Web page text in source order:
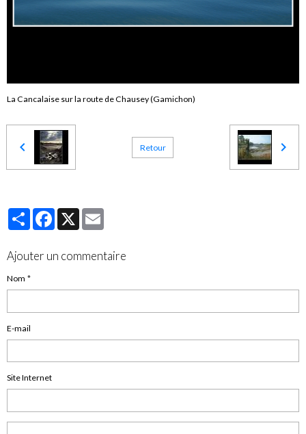
La Cancalaise sur la route de Chausey (Gamichon)
Retour
PartagerFacebook
X
Ajouter un commentaire
Nom
E-mail
Site Internet